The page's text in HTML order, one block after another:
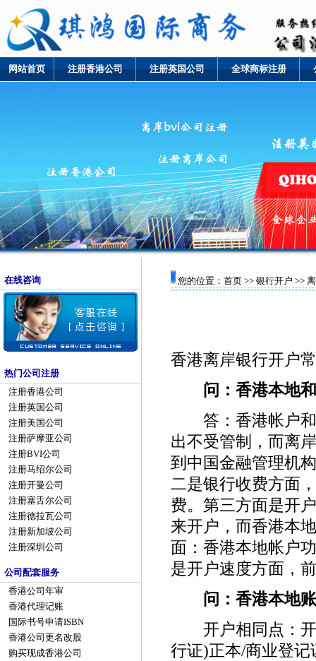
网站首页 注册香港公司 注册英国公司 全球商标注册
在线咨询
热门公司注册
注册香港公司
注册英国公司
注册美国公司
注册萨摩亚公司
注册BVI公司
注册马绍尔公司
注册开曼公司
注册塞舌尔公司
注册德拉瓦公司
注册新加坡公司
注册深圳公司
公司配套服务
香港公司年审
香港代理记账
国际书号申请ISBN
香港公司更名改股
购买现成香港公司
您的位置：首页 >> 银行开户 >>
香港离岸银行开户
问：香港本地
答：香港帐户和
出不受管制，而离
到中国金融管理机
二是银行收费方面
费。第三方面是开
来开户，而香港本
面：香港本地帐户
是开户速度方面，
问：香港本地
开户相同点：开
行证)正本/商业登